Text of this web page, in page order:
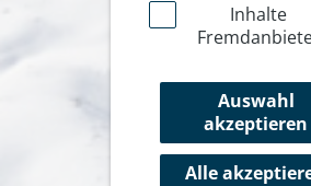
Inhalte
Auswahl
akzeptieren
Alle